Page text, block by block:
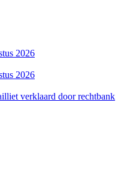
2026
2026
verklaard door rechtbank